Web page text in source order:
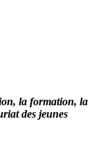
la formation, la
des jeunes